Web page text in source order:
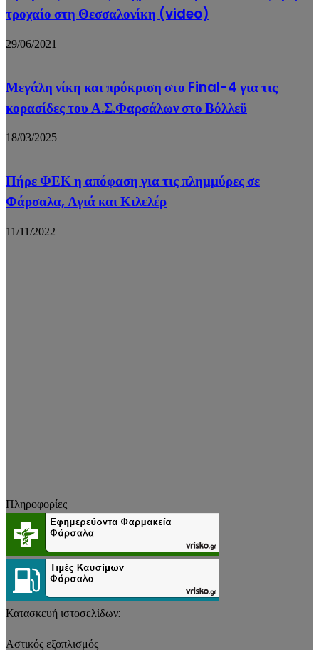
τροχαίο στη Θεσσαλονίκη (video)
29/06/2021
Μεγάλη νίκη και πρόκριση στο Final-4 για τις
κορασίδες του Α.Σ.Φαρσάλων στο Βόλλεϋ
18/03/2025
Πήρε ΦΕΚ η απόφαση για τις πλημμύρες σε
Φάρσαλα, Αγιά και Κιλελέρ
11/11/2022
Πληροφορίες
Κατασκευή ιστοσελίδων:
Αστικός εξοπλισμός